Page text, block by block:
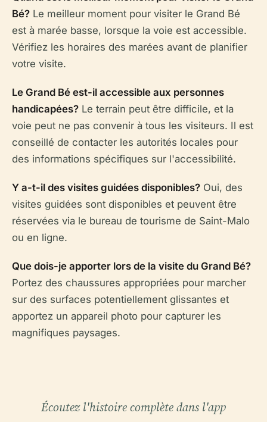
Bé? Le meilleur moment pour visiter le Grand Bé
est à marée basse, lorsque la voie est accessible.
Vérifiez les horaires des marées avant de planifier
votre visite.
Le Grand Bé est-il accessible aux personnes
handicapées? Le terrain peut être difficile, et la
voie peut ne pas convenir à tous les visiteurs. Il est
conseillé de contacter les autorités locales pour
des informations spécifiques sur l'accessibilité.
Y a-t-il des visites guidées disponibles? Oui, des
visites guidées sont disponibles et peuvent être
réservées via le bureau de tourisme de Saint-Malo
ou en ligne.
Que dois-je apporter lors de la visite du Grand Bé?
Portez des chaussures appropriées pour marcher
sur des surfaces potentiellement glissantes et
apportez un appareil photo pour capturer les
magnifiques paysages.
Écoutez l'histoire complète dans l'app